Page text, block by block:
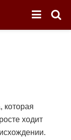
которая
ходит